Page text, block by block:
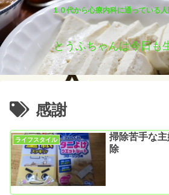
１０代から心療内科に通っている
とうふちゃんは今日も
感謝
ライフスタイル
掃除苦手な
除